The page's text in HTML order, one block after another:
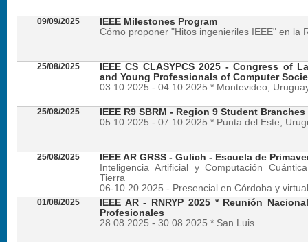
09/09/2025
IEEE Milestones Program
Cómo proponer "Hitos ingenieriles IEEE" en la
25/08/2025
IEEE CS CLASYPCS 2025 - Congress of
and Young Professionals of Computer
03.10.2025 - 04.10.2025 * Montevideo,
25/08/2025
IEEE R9 SBRM - Region 9 Student
05.10.2025 - 07.10.2025 * Punta del Este,
25/08/2025
IEEE AR GRSS - Gulich - Escuela de
Inteligencia Artificial y Computación
Tierra
06-10.20.2025 - Presencial en Córdoba y virtual
01/08/2025
IEEE AR - RNRYP 2025 * Reunión
Profesionales
28.08.2025 - 30.08.2025 * San Luis